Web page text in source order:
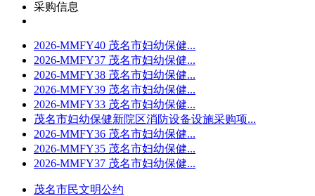
采购信息
2026-MMFY40 茂名市妇幼保健...
2026-MMFY37 茂名市妇幼保健...
2026-MMFY38 茂名市妇幼保健...
2026-MMFY39 茂名市妇幼保健...
2026-MMFY33 茂名市妇幼保健...
茂名市妇幼保健新院区消防设备设施采购项...
2026-MMFY36 茂名市妇幼保健...
2026-MMFY35 茂名市妇幼保健...
2026-MMFY37 茂名市妇幼保健...
茂名市民文明公约